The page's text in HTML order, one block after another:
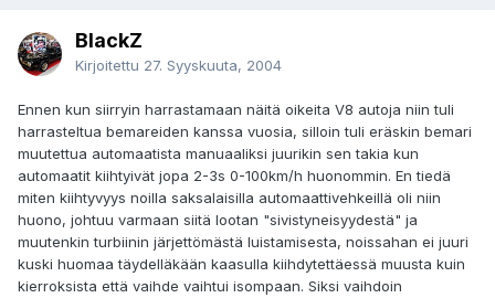
BlackZ
Kirjoitettu 27. Syyskuuta, 2004
Ennen kun siirryin harrastamaan näitä oikeita V8 autoja niin tuli
harrasteltua bemareiden kanssa vuosia, silloin tuli eräskin bemari
muutettua automaatista manuaaliksi juurikin sen takia kun
automaatit kiihtyivät jopa 2-3s 0-100km/h huonommin. En tiedä
miten kiihtyvyys noilla saksalaisilla automaattivehkeillä oli niin
huono, johtuu varmaan siitä lootan "sivistyneisyydestä" ja
muutenkin turbiinin järjettömästä luistamisesta, noissahan ei juuri
kuski huomaa täydelläkään kaasulla kiihdytettäessä muusta kuin
kierroksista että vaihde vaihtui isompaan. Siksi vaihdoin